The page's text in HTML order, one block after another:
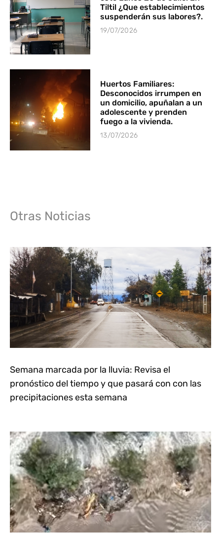
Tiltil ¿Que establecimientos
suspenderán sus labores?.
19/07/2026
Huertos Familiares:
Desconocidos irrumpen en
un domicilio, apuñalan a un
adolescente y prenden
fuego a la vivienda.
13/07/2026
Otras Noticias
Semana marcada por la lluvia: Revisa el
pronóstico del tiempo y que pasará con con las
precipitaciones esta semana